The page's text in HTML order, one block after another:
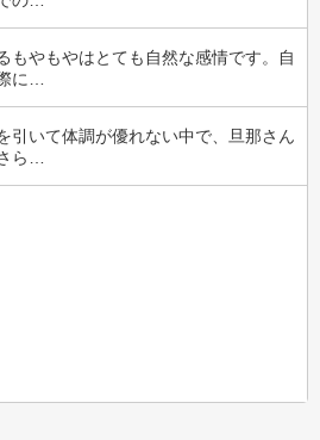
もやもやはとても自然な感情です。自
に…
引いて体調が優れない中で、旦那さん
ら…